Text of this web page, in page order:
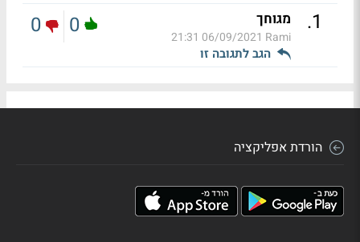
1
. מגוחך
Rami
06/09/2021 21:31
הגב לתגובה זו
0
0
הורדת אפליקציה